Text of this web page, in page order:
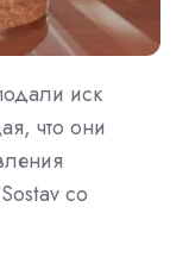
иск
что они
со